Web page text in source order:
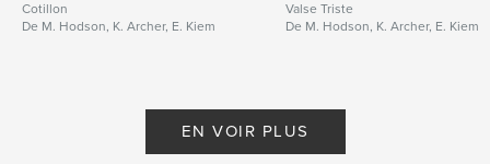
Cotillon
De M. Hodson, K. Archer, E. Kiem
Valse Triste
De M. Hodson, K. Archer, E. Kiem
EN VOIR PLUS